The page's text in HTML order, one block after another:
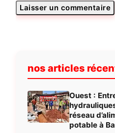
nos articles
Ouest :
réseau
potable à